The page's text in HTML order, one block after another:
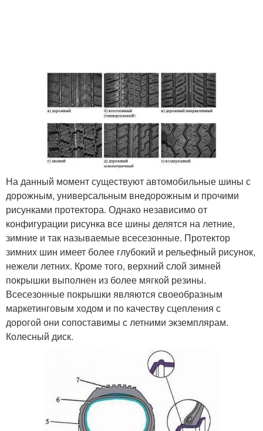
На данный момент существуют автомобильные шины с
дорожным, универсальным внедорожным и прочими
рисунками протектора. Однако независимо от
конфигурации рисунка все шины делятся на летние,
зимние и так называемые всесезонные. Протектор
зимних шин имеет более глубокий и рельефный рисунок,
нежели летних. Кроме того, верхний слой зимней
покрышки выполнен из более мягкой резины.
Всесезонные покрышки являются своеобразным
маркетинговым ходом и по качеству сцепления с
дорогой они сопоставимы с летними экземплярам.
Колесный диск.